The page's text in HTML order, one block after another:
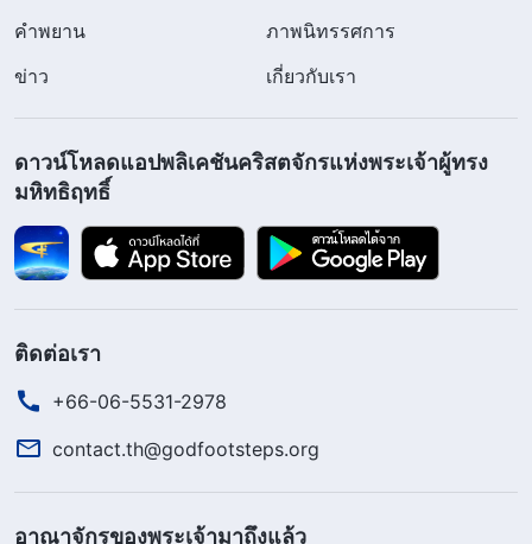
คำพยาน
ภาพนิทรรศการ
ข่าว
เกี่ยวกับเรา
ดาวน์โหลดแอปพลิเคชันคริสตจักรแห่งพระเจ้าผู้ทรง
มหิทธิฤทธิ์
ติดต่อเรา
+66-06-5531-2978
contact.th@godfootsteps.org
อาณาจักรของพระเจ้ามาถึงแล้ว